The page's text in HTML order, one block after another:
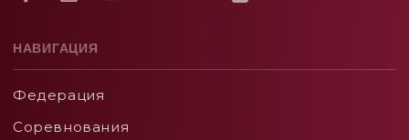
НАВИГАЦИЯ
Федерация
Соревнования